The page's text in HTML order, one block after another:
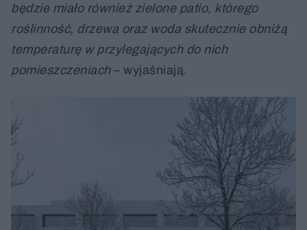
będzie miało również zielone patio, którego
roślinność, drzewa oraz woda skutecznie obniżą
temperaturę w przylegających do nich
pomieszczeniach– wyjaśniają.